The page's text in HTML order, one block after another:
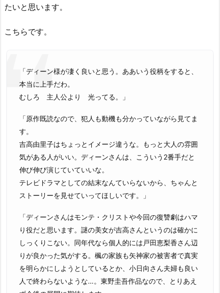
たいと思います。
こちらです。
「ディーン様が凄く良いと思う。ああいう役柄をすると、
本当に上手だわ。
むしろ 主人公より 光ってる。」
「原作既読なので、犯人も動機も分かっていながら見てま
す。
吉高由里子はちょっとイメージ違うな。もっと大人の雰囲
気がある人がいい。ディーンさんは、こういう2番手だと
伸び伸び演じていていいな。
テレビドラマとしての結末なんていらないから、ちゃんと
ストーリーを見せていってほしいです。」
「ディーンさんはモンテ・クリストや今回の復讐劇はハマ
り役だと思います。謎の美女が吉高さんというのは確かに
しっくりこない。同年代なら個人的には戸田恵梨香さん辺
りが良かった気がする。楓の家族も矢神家の被害者で真実
を明らかにしようとしているとか、小日向さん夫婦も良い
人で終わらないような…。東野圭吾作品なので、とりあえ